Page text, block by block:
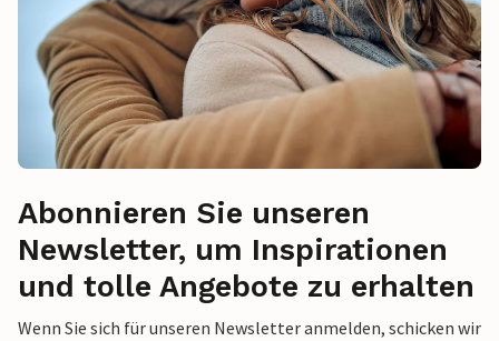
Abonnieren Sie unseren
Newsletter, um Inspirationen
und tolle Angebote zu erhalten
Wenn Sie sich für unseren Newsletter anmelden, schicken wir